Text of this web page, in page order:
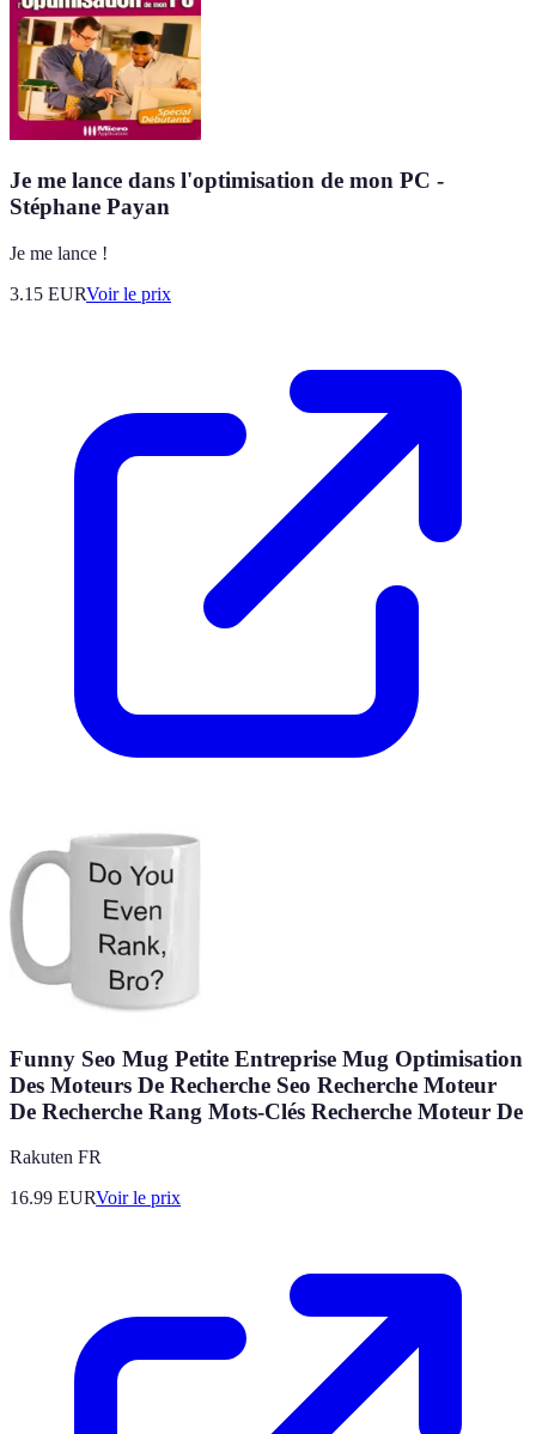
Je me lance dans l'optimisation de mon PC -
Stéphane Payan
Je me lance !
3.15 EURVoir le prix
Funny Seo Mug Petite Entreprise Mug Optimisation
Des Moteurs De Recherche Seo Recherche Moteur
De Recherche Rang Mots-Clés Recherche Moteur De
Rakuten FR
16.99 EURVoir le prix